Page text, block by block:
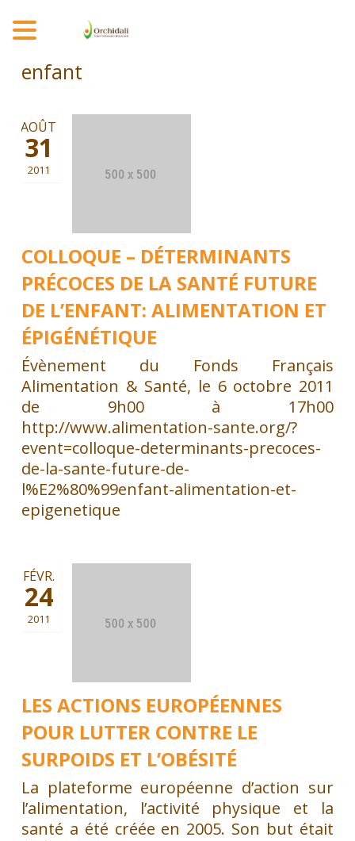
enfant
COLLOQUE – DÉTERMINANTS
PRÉCOCES DE LA SANTÉ FUTURE
DE L’ENFANT: ALIMENTATION ET
ÉPIGÉNÉTIQUE
AOÛT
31
2011
Évènement du Fonds Français
Alimentation & Santé, le 6 octobre 2011
de 9h00 à 17h00
http://www.alimentation-sante.org/?
event=colloque-determinants-precoces-
de-la-sante-future-de-
l%E2%80%99enfant-alimentation-et-
epigenetique
LES ACTIONS EUROPÉENNES
POUR LUTTER CONTRE LE
SURPOIDS ET L’OBÉSITÉ
FÉVR.
24
2011
La plateforme européenne d’action sur
l’alimentation, l’activité physique et la
santé a été créée en 2005. Son but était